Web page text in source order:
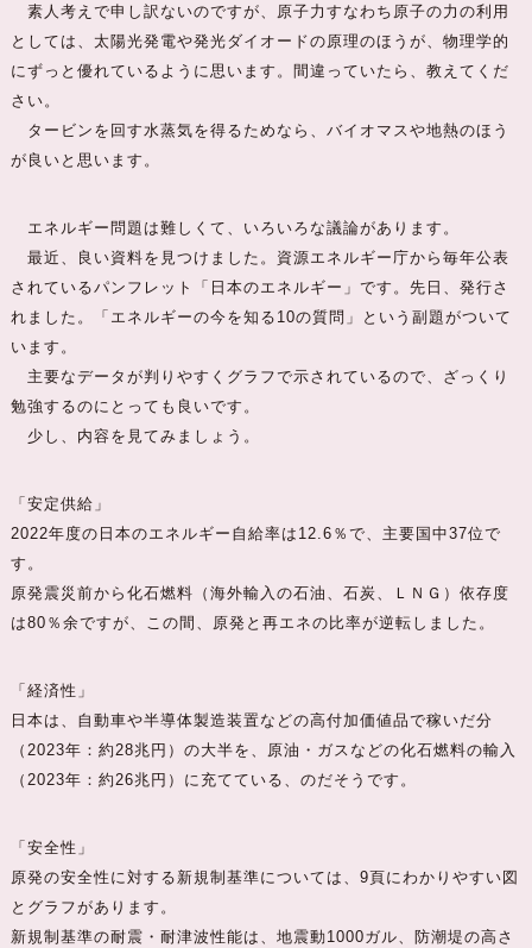
素人考えで申し訳ないのですが、原子力すなわち原子の力の利用
としては、太陽光発電や発光ダイオードの原理のほうが、物理学的
にずっと優れているように思います。間違っていたら、教えてくだ
さい。
タービンを回す水蒸気を得るためなら、バイオマスや地熱のほう
が良いと思います。
エネルギー問題は難しくて、いろいろな議論があります。
最近、良い資料を見つけました。資源エネルギー庁から毎年公表
されているパンフレット「日本のエネルギー」です。先日、発行さ
れました。「エネルギーの今を知る10の質問」という副題がついて
います。
主要なデータが判りやすくグラフで示されているので、ざっくり
勉強するのにとっても良いです。
少し、内容を見てみましょう。
「安定供給」
2022年度の日本のエネルギー自給率は12.6％で、主要国中37位で
す。
原発震災前から化石燃料（海外輸入の石油、石炭、ＬＮＧ）依存度
は80％余ですが、この間、原発と再エネの比率が逆転しました。
「経済性」
日本は、自動車や半導体製造装置などの高付加価値品で稼いだ分
（2023年：約28兆円）の大半を、原油・ガスなどの化石燃料の輸入
（2023年：約26兆円）に充てている、のだそうです。
「安全性」
原発の安全性に対する新規制基準については、9頁にわかりやすい図
とグラフがあります。
新規制基準の耐震・耐津波性能は、地震動1000ガル、防潮堤の高さ